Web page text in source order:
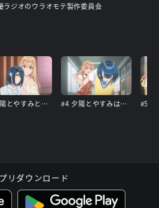
ジオのウラオモテ製作委員会
#3 夕陽とやすみとお泊まりと #4 夕陽とやすみは隠しきれない
リダウンロード